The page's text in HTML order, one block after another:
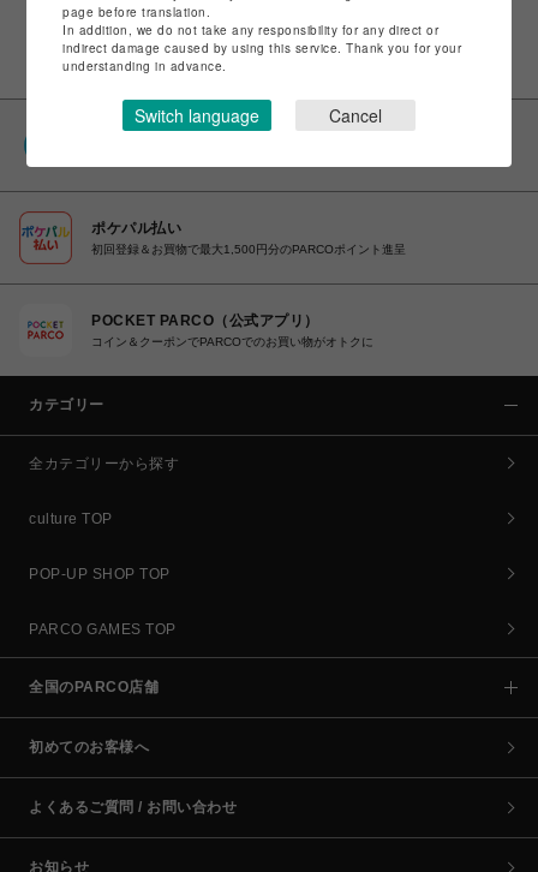
PARCOポイント
ポケパル払い
初回登録＆お買物で最大1,500円分のPARCOポイント進呈
POCKET PARCO（公式アプリ）
コイン＆クーポンでPARCOでのお買い物がオトクに
カテゴリー
全カテゴリーから探す
culture TOP
POP-UP SHOP TOP
PARCO GAMES TOP
全国のPARCO店舗
初めてのお客様へ
よくあるご質問 / お問い合わせ
お知らせ
page before translation.
In addition, we do not take any responsibility for any direct or
indirect damage caused by using this service. Thank you for your
understanding in advance.
Switch language Cancel